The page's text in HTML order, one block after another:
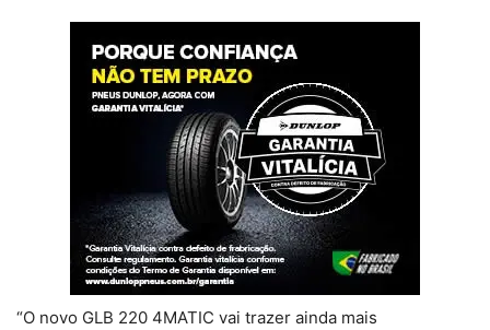
“O novo GLB 220 4MATIC vai trazer ainda mais